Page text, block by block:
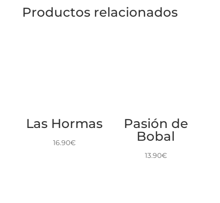
Productos relacionados
Las Hormas
16.90€
Pasión de
Bobal
13.90€